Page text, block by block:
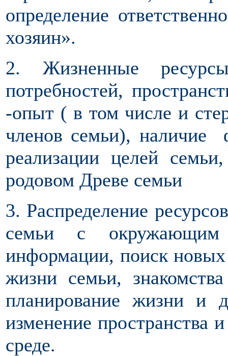
определение
хозяин».
2. Жизненные
потребностей,
-опыт ( в том числе и
членов семьи), наличие
реализации целей
родовом Древе семьи
3. Распределение
семьи с
информации, поиск
жизни семьи,
планирование жизни и
изменение пространства
среде.